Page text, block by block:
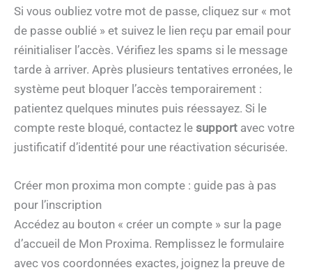
Si vous oubliez votre mot de passe, cliquez sur « mot
de passe oublié » et suivez le lien reçu par email pour
réinitialiser l’accès. Vérifiez les spams si le message
tarde à arriver. Après plusieurs tentatives erronées, le
système peut bloquer l’accès temporairement :
patientez quelques minutes puis réessayez. Si le
compte reste bloqué, contactez le support avec votre
justificatif d’identité pour une réactivation sécurisée.
Créer mon proxima mon compte : guide pas à pas
pour l’inscription
Accédez au bouton « créer un compte » sur la page
d’accueil de Mon Proxima. Remplissez le formulaire
avec vos coordonnées exactes, joignez la preuve de